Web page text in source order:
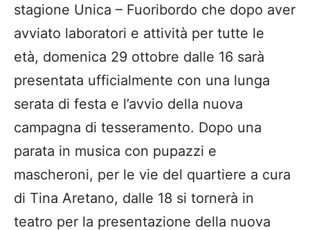
stagione Unica – Fuoribordo che dopo aver
avviato laboratori e attività per tutte le
età, domenica 29 ottobre dalle 16 sarà
presentata ufficialmente con una lunga
serata di festa e l’avvio della nuova
campagna di tesseramento. Dopo una
parata in musica con pupazzi e
mascheroni, per le vie del quartiere a cura
di Tina Aretano, dalle 18 si tornerà in
teatro per la presentazione della nuova